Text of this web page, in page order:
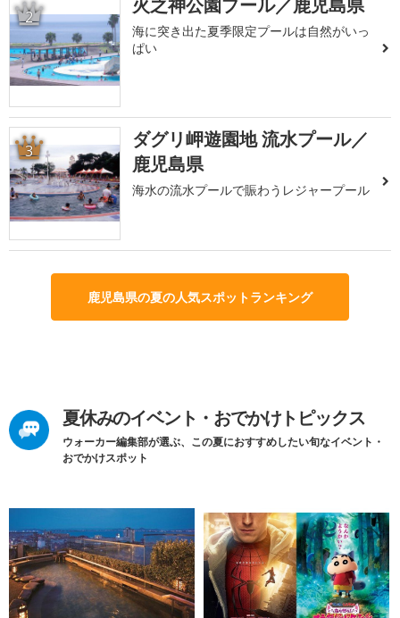
2 火之神公園プール／鹿児島県
海に突き出た夏季限定プールは自然がいっ
ぱい
3
ダグリ岬遊園地 流水プール／
鹿児島県
海水の流水プールで賑わうレジャープール
鹿児島県の夏の人気スポットランキング
夏休みのイベント・おでかけトピックス
ウォーカー編集部が選ぶ、この夏におすすめしたい旬なイベント・
おでかけスポット